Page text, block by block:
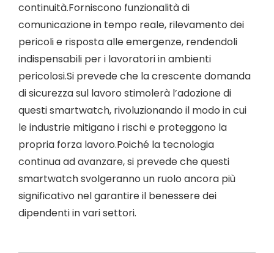
continuità.Forniscono funzionalità di
comunicazione in tempo reale, rilevamento dei
pericoli e risposta alle emergenze, rendendoli
indispensabili per i lavoratori in ambienti
pericolosi.Si prevede che la crescente domanda
di sicurezza sul lavoro stimolerà l’adozione di
questi smartwatch, rivoluzionando il modo in cui
le industrie mitigano i rischi e proteggono la
propria forza lavoro.Poiché la tecnologia
continua ad avanzare, si prevede che questi
smartwatch svolgeranno un ruolo ancora più
significativo nel garantire il benessere dei
dipendenti in vari settori.